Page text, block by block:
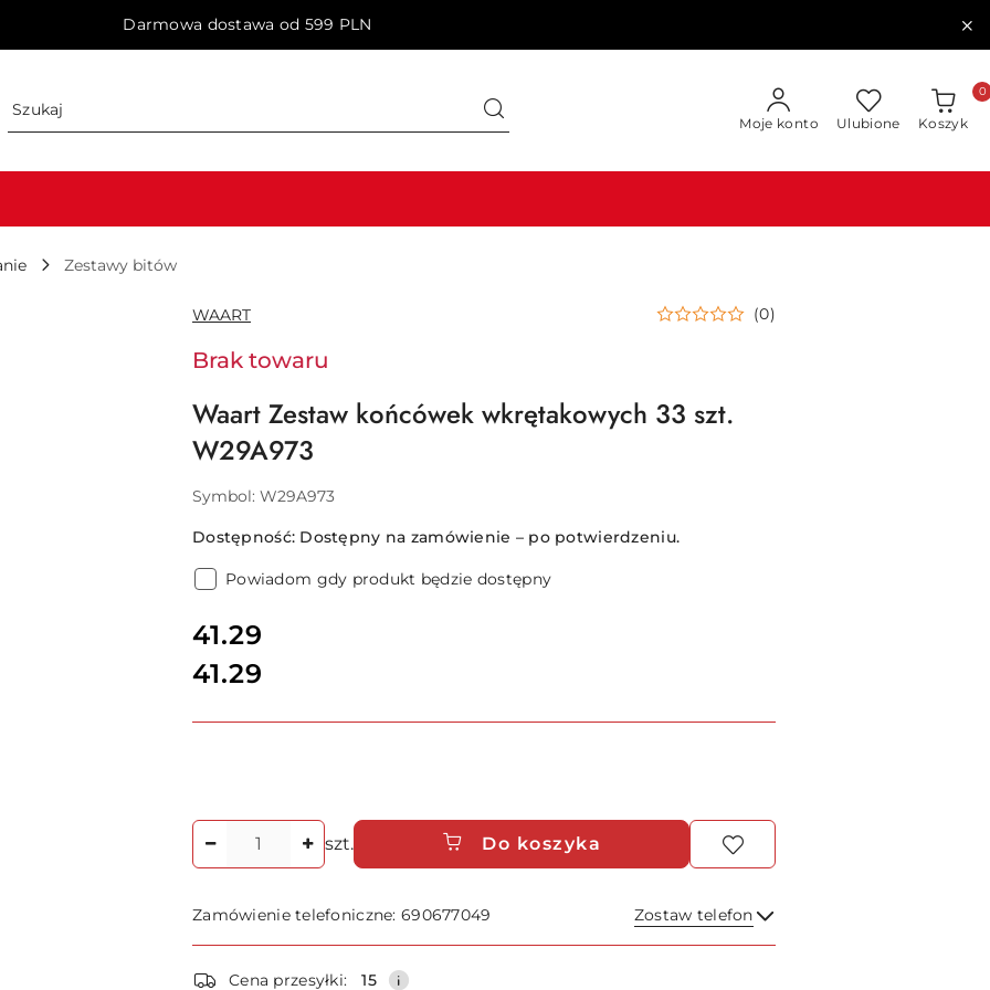
Darmowa dostawa od 599 PLN
Moje konto Ulubione Koszyk
0
Zestawy bitów
NAZWA
PRODUCENTA:
WAART (0)
Brak towaru
Waart Zestaw końcówek wkrętakowych 33 szt.
W29A973
Symbol: W29A973
Dostępność: Dostępny na zamówienie – po potwierdzeniu.
Powiadom gdy produkt będzie dostępny
cena:
41.29
Cena:
41.29
Ilość
szt. Do koszyka
Zamówienie telefoniczne: 690677049 Zostaw telefon
Wyślij
Dostępność
Cena przesyłki: 15